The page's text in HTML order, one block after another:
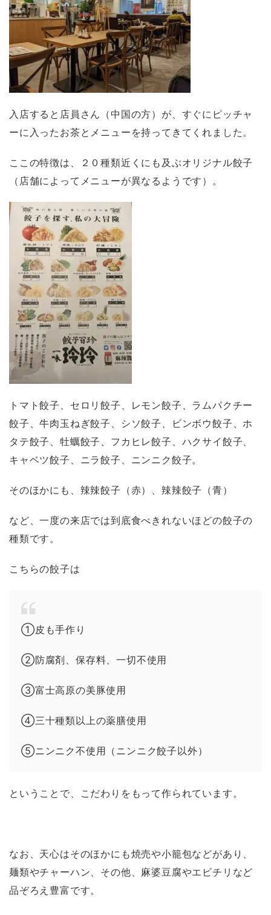
入店すると店員さん（中国の方）が、すぐにピッチャ
ーに入ったお茶とメニューを持ってきてくれました。
ここの特徴は、２０種類近くにも及ぶオリジナル餃子
（店舗によってメニューが異なるようです）。
トマト餃子、セロリ餃子、レモン餃子、ラムパクチー
餃子、牛肉玉ねぎ餃子、シソ餃子、ビンボウ餃子、ホ
タテ餃子、牡蠣餃子、フカヒレ餃子、ハクサイ餃子、
キャベツ餃子、ニラ餃子、ニンニク餃子。
そのほかにも、辣辣餃子（赤）、辣辣餃子（青）
など、一度の来店では到底食べきれないほどの餃子の
種類です。
こちらの餃子は
①皮も手作り
②防腐剤、保存料、一切不使用
③富士高原の美豚使用
④三十種類以上の薬膳使用
⑤ニンニク不使用（ニンニク餃子以外）
ということで、こだわりをもって作られています。
なお、天心はそのほかにも焼売や小籠包などがあり、
麺類やチャーハン、その他、麻婆豆腐やエビチリなど
品ぞろえ豊富です。